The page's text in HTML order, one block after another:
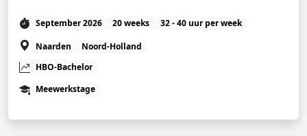
September 2026 20 weeks
32 - 40 uur per week
Naarden
Noord-Holland
HBO-Bachelor
Meewerkstage